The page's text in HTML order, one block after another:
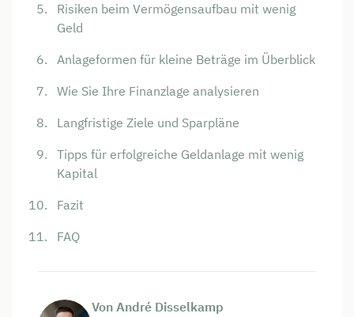
Risiken beim Vermögensaufbau mit wenig
Geld
Anlageformen für kleine Beträge im Überblick
Wie Sie Ihre Finanzlage analysieren
Langfristige Ziele und Sparpläne
Tipps für erfolgreiche Geldanlage mit wenig
Kapital
Fazit
FAQ
Von André Disselkamp